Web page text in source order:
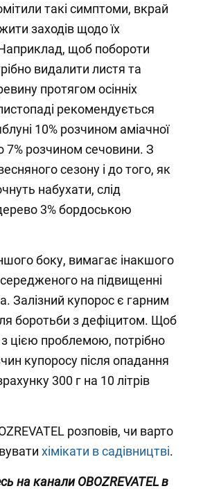
такі симптоми, вкрай
заходів щодо їх
щоб побороти
видалити листя та
протягом осінніх
рекомендується
10% розчином аміачної
7% розчином сечовини. З
сезону і до того, як
набухати, слід
3% бордоською
боку, вимагає інакшого
на підвищенні
Залізний купорос є гарним
боротьби з дефіцитом. Щоб
цією проблемою, потрібно
купоросу після опадання
300 г на 10 літрів
розповів, чи варто
хімікати в садівництві.
на канали OBOZREVATEL в